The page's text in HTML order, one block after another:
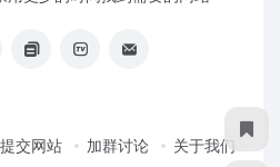
提交网站 加群讨论 关于我们